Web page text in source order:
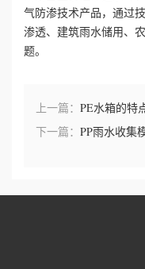
气防渗技术产品，通过
渗透、建筑雨水储用、
题。
上一篇： PE水箱的特
下一篇： PP雨水收集